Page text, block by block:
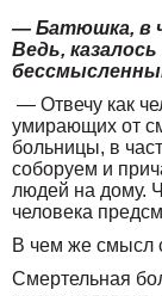
— Батюшка, в
Ведь,
— Отвечу как
умирающих от
больницы, в
соборуем и
людей на дому.
человека
В чем же смысл
Смертельная